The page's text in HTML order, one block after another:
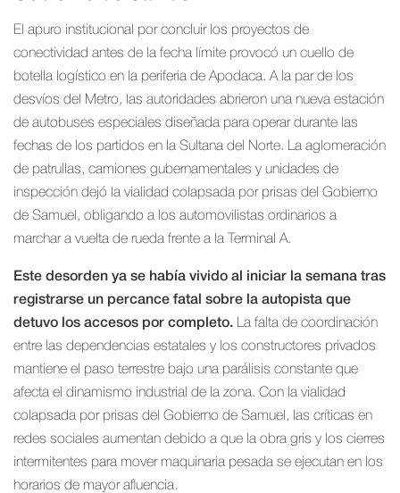
El apuro institucional por concluir los proyectos de
conectividad antes de la fecha límite provocó un cuello de
botella logístico en la periferia de Apodaca. A la par de los
desvíos del Metro, las autoridades abrieron una nueva estación
de autobuses especiales diseñada para operar durante las
fechas de los partidos en la Sultana del Norte. La aglomeración
de patrullas, camiones gubernamentales y unidades de
inspección dejó la vialidad colapsada por prisas del Gobierno
de Samuel, obligando a los automovilistas ordinarios a
marchar a vuelta de rueda frente a la Terminal A.
Este desorden ya se había vivido al iniciar la semana tras
registrarse un percance fatal sobre la autopista que
detuvo los accesos por completo. La falta de coordinación
entre las dependencias estatales y los constructores privados
mantiene el paso terrestre bajo una parálisis constante que
afecta el dinamismo industrial de la zona. Con la vialidad
colapsada por prisas del Gobierno de Samuel, las críticas en
redes sociales aumentan debido a que la obra gris y los cierres
intermitentes para mover maquinaria pesada se ejecutan en los
horarios de mayor afluencia.